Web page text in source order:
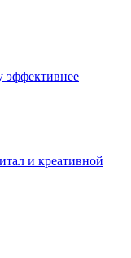
эффективнее
и креативной